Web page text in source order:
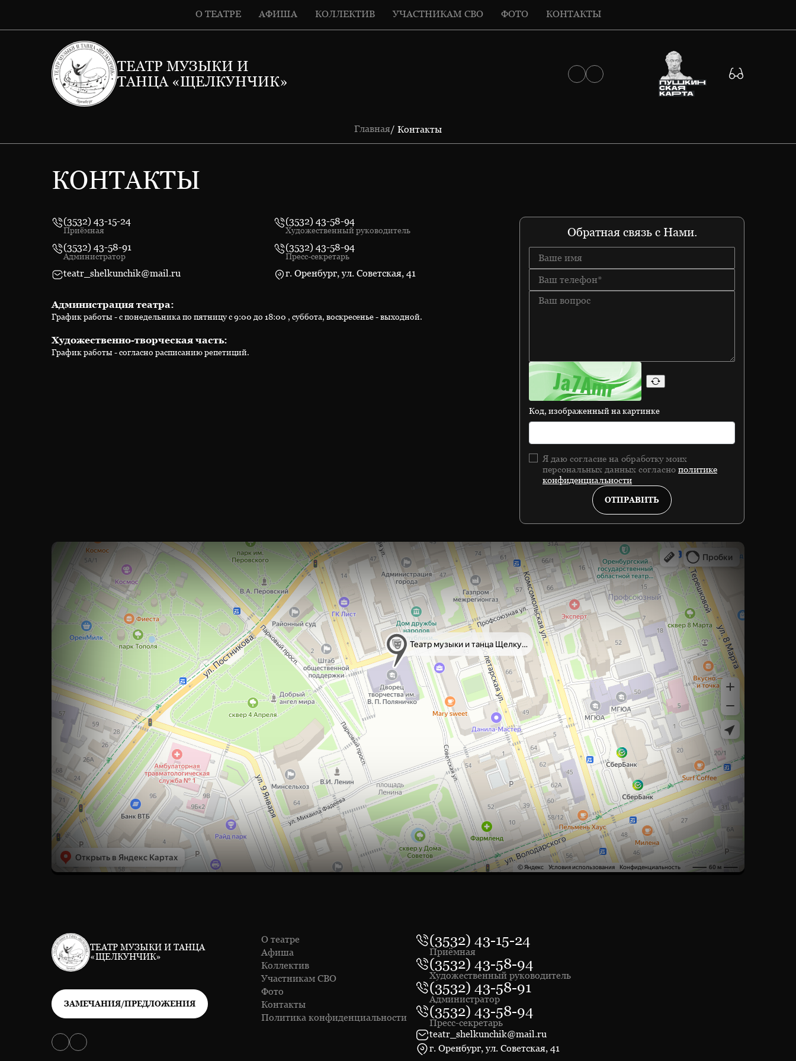
О ТЕАТРЕ АФИША КОЛЛЕКТИВ УЧАСТНИКАМ СВО ФОТО КОНТАКТЫ
ТЕАТР МУЗЫКИ И
ТАНЦА «ЩЕЛКУНЧИК»
Главная/ Контакты
КОНТАКТЫ
(3532) 43-15-24
Приёмная
(3532) 43-58-94
Художественный руководитель
(3532) 43-58-91
Администратор
(3532) 43-58-94
Пресс-секретарь
teatr_shelkunchik@mail.ru г. Оренбург, ул. Советская, 41
Администрация театра:
График работы - с понедельника по пятницу с 9:00 до 18:00 , суббота, воскресенье - выходной.
Художественно-творческая часть:
График работы - согласно расписанию репетиций.
Обратная связь с Нами.
Код, изображенный на картинке
Я даю согласие на обработку моих
персональных данных согласно политике
конфиденциальности
ОТПРАВИТЬ
ТЕАТР МУЗЫКИ И ТАНЦА
«ЩЕЛКУНЧИК»
ЗАМЕЧАНИЯ/ПРЕДЛОЖЕНИЯ
О театре
Афиша
Коллектив
Участникам СВО
Фото
Контакты
Политика конфиденциальности
(3532) 43-15-24
Приёмная
(3532) 43-58-94
Художественный руководитель
(3532) 43-58-91
Администратор
(3532) 43-58-94
Пресс-секретарь
teatr_shelkunchik@mail.ru
г. Оренбург, ул. Советская, 41